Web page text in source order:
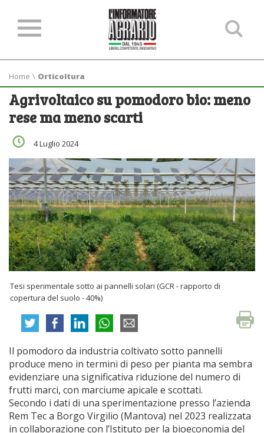
Home \ Orticoltura
Agrivoltaico su pomodoro bio: meno
rese ma meno scarti
4 Luglio 2024
Tesi sperimentale sotto ai pannelli solari (GCR - rapporto di
copertura del suolo - 40%)
Il pomodoro da industria coltivato sotto pannelli
produce meno in termini di peso per pianta ma sembra
evidenziare una significativa riduzione del numero di
frutti marci, con marciume apicale e scottati.
Secondo i dati di una sperimentazione presso l’azienda
Rem Tec a Borgo Virgilio (Mantova) nel 2023 realizzata
in collaborazione con l’Istituto per la bioeconomia del